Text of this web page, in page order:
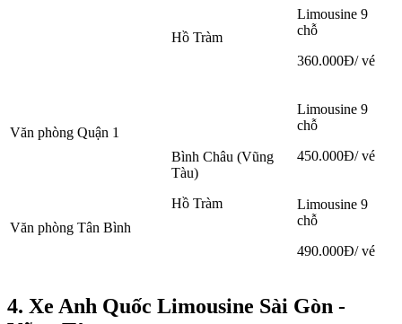
Hồ Tràm
Limousine 9
chỗ
360.000Đ/ vé
Văn phòng Quận 1
Bình Châu (Vũng
Tàu)
Hồ Tràm
Limousine 9
chỗ
450.000Đ/ vé
Văn phòng Tân Bình
Limousine 9
chỗ
490.000Đ/ vé
4. Xe Anh Quốc Limousine Sài Gòn -